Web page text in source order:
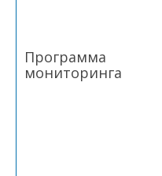
Программа
мониторинга